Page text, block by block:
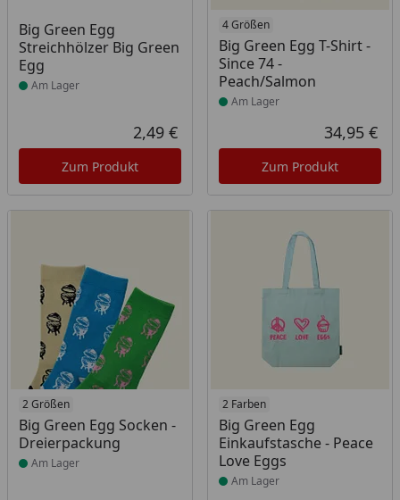
Big Green Egg
Streichhölzer Big Green
Egg
Produkt am Lager
Am Lager
Aktueller Preis
2,49 €
Zum Produkt
4 Größen
Big Green Egg T-Shirt -
Since 74 -
Peach/Salmon
Produkt am Lager
Am Lager
34,95 €
Zum Produkt
2 Größen
Big Green Egg Socken -
Dreierpackung
Produkt am Lager
Am Lager
2 Farben
Big Green Egg
Einkaufstasche - Peace
Love Eggs
Produkt am Lager
Am Lager